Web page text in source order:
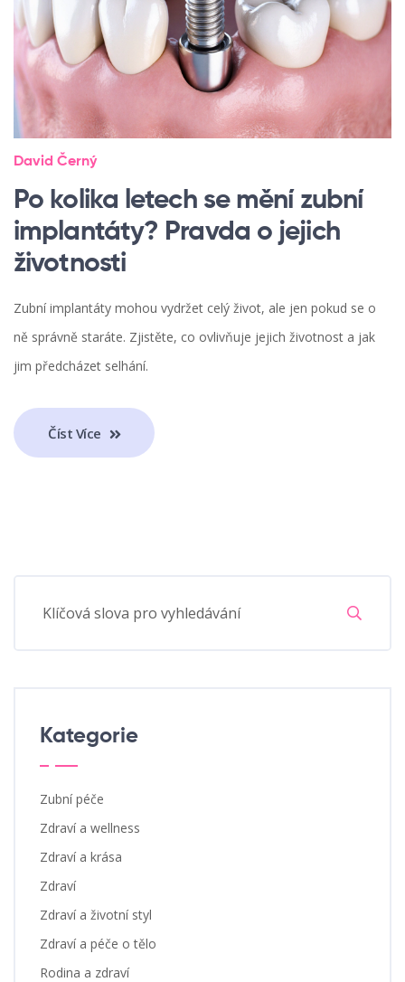
David Černý
Po kolika letech se mění zubní
implantáty? Pravda o jejich
životnosti
Zubní implantáty mohou vydržet celý život, ale jen pokud se o
ně správně staráte. Zjistěte, co ovlivňuje jejich životnost a jak
jim předcházet selhání.
Číst Více
Kategorie
Zubní péče
Zdraví a wellness
Zdraví a krása
Zdraví
Zdraví a životní styl
Zdraví a péče o tělo
Rodina a zdraví